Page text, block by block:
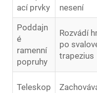
ací prvky
nesení
Poddajn
é
ramenní
popruhy
Rozvádí
po
trapezius
Teleskop